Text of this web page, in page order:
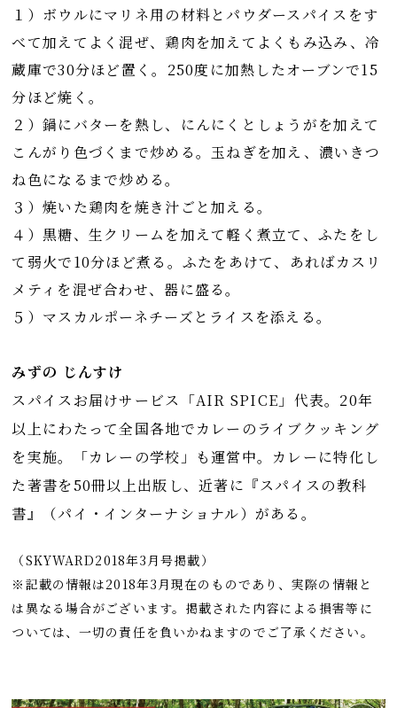
１）ボウルにマリネ用の材料とパウダースパイスをす
べて加えてよく混ぜ、鶏肉を加えてよくもみ込み、冷
蔵庫で30分ほど置く。250度に加熱したオーブンで15
分ほど焼く。
２）鍋にバターを熱し、にんにくとしょうがを加えて
こんがり色づくまで炒める。玉ねぎを加え、濃いきつ
ね色になるまで炒める。
３）焼いた鶏肉を焼き汁ごと加える。
４）黒糖、生クリームを加えて軽く煮立て、ふたをし
て弱火で10分ほど煮る。ふたをあけて、あればカスリ
メティを混ぜ合わせ、器に盛る。
５）マスカルポーネチーズとライスを添える。
みずの じんすけ
スパイスお届けサービス「AIR SPICE」代表。20年
以上にわたって全国各地でカレーのライブクッキング
を実施。「カレーの学校」も運営中。カレーに特化し
た著書を50冊以上出版し、近著に『スパイスの教科
書』（パイ・インターナショナル）がある。
（SKYWARD2018年3月号掲載）
※記載の情報は2018年3月現在のものであり、実際の情報と
は異なる場合がございます。掲載された内容による損害等に
ついては、一切の責任を負いかねますのでご了承ください。